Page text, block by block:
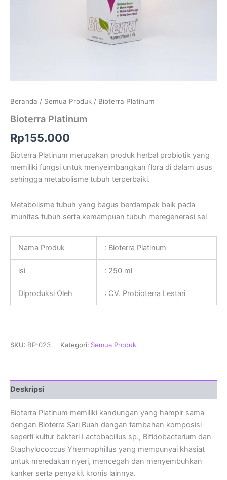
Beranda / Semua Produk / Bioterra Platinum
Bioterra Platinum
Rp155.000
Bioterra Platinum merupakan produk herbal probiotik yang
memiliki fungsi untuk menyeimbangkan flora di dalam usus
sehingga metabolisme tubuh terperbaiki.
Metabolisme tubuh yang bagus berdampak baik pada
imunitas tubuh serta kemampuan tubuh meregenerasi sel
Nama Produk : Bioterra Platinum
isi : 250 ml
Diproduksi Oleh : CV. Probioterra Lestari
SKU: BP-023 Kategori: Semua Produk
Deskripsi
Bioterra Platinum memiliki kandungan yang hampir sama
dengan Bioterra Sari Buah dengan tambahan komposisi
seperti kultur bakteri Lactobacillus sp., Bifidobacterium dan
Staphylococcus Yhermophillus yang mempunyai khasiat
untuk meredakan nyeri, mencegah dan menyembuhkan
kanker serta penyakit kronis lainnya.